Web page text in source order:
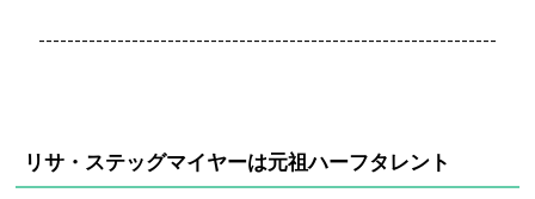
----------------------------------------------------------------
リサ・ステッグマイヤーは元祖ハーフタレント